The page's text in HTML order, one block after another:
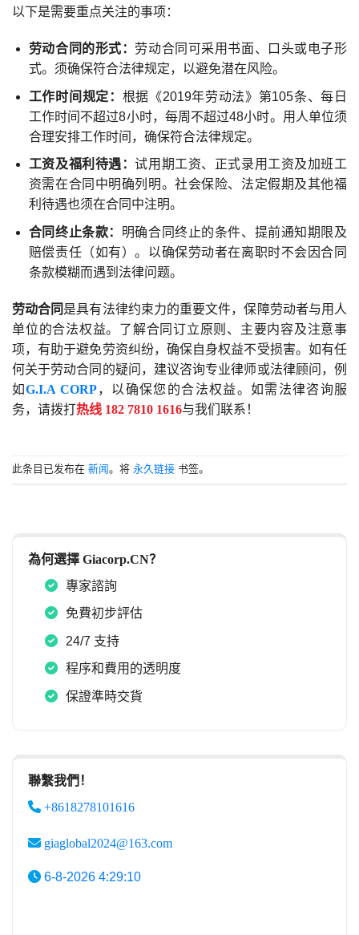
以下是需要重点关注的事项：
劳动合同的形式： 劳动合同可采用书面、口头或电子形
式。须确保符合法律规定，以避免潜在风险。
工作时间规定： 根据《2019年劳动法》第105条、每日
工作时间不超过8小时，每周不超过48小时。用人单位须
合理安排工作时间，确保符合法律规定。
工资及福利待遇：试用期工资、正式录用工资及加班工
资需在合同中明确列明。社会保险、法定假期及其他福
利待遇也须在合同中注明。
合同终止条款： 明确合同终止的条件、提前通知期限及
赔偿责任（如有）。以确保劳动者在离职时不会因合同
条款模糊而遇到法律问题。
劳动合同 是具有法律约束力的重要文件，保障劳动者与用人
单位的合法权益。了解合同订立原则、主要内容及注意事
项，有助于避免劳资纠纷，确保自身权益不受损害。如有任
何关于劳动合同的疑问，建议咨询专业律师或法律顾问，例
如G.I.A CORP，以确保您的合法权益。如需法律咨询服
务，请拨打热线 182 7810 1616与我们联系！
此条目已发布在 新闻。将 永久链接 书签。
為何選擇 Giacorp.CN？
專家諮詢
免費初步評估
24/7 支持
程序和費用的透明度
保證準時交貨
聯繫我們！
+8618278101616
giaglobal2024@163.com
6-8-2026 4:29:10